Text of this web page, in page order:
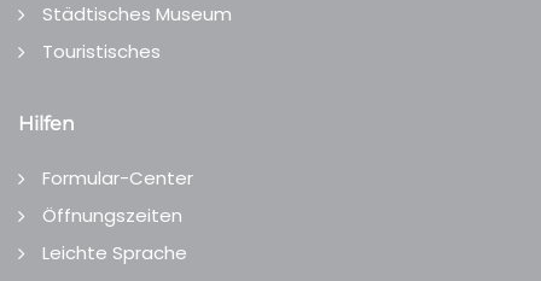
Städtisches Museum
Touristisches
Hilfen
Formular-Center
Öffnungszeiten
Leichte Sprache